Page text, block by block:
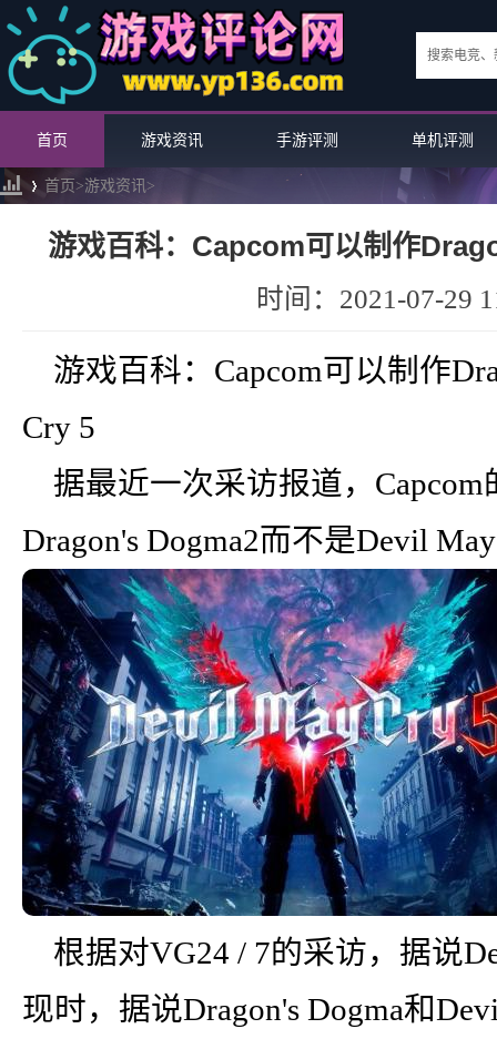
首页 游戏资讯 手游评测 单机评测
首页>游戏资讯>
游戏百科：Capcom可以制作
May
时间：2021-07-29
游戏百科：Capcom可以制作
Cry 5
据最近一次采访报道，
Dragon's Dogma2而不是Devil
根据对VG24 / 7的采访，据说
现时，据说Dragon's Dogma和